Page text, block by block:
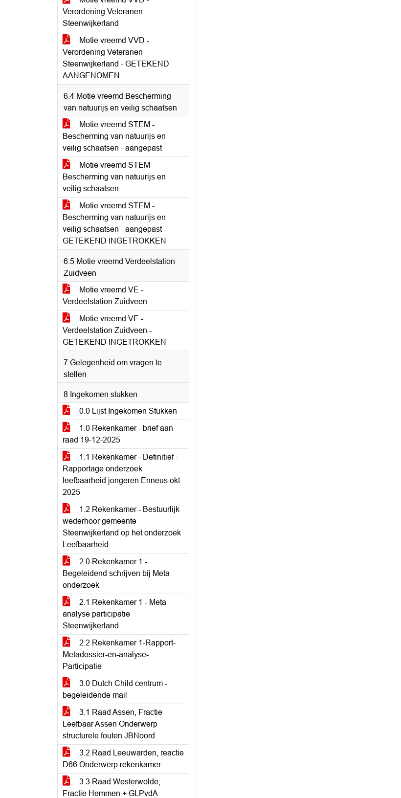
Verordening Veteranen
Steenwijkerland
Motie vreemd VVD -
Verordening Veteranen
Steenwijkerland - GETEKEND
AANGENOMEN
6.4 Motie vreemd Bescherming
van natuurijs en veilig schaatsen
Motie vreemd STEM -
Bescherming van natuurijs en
veilig schaatsen - aangepast
Motie vreemd STEM -
Bescherming van natuurijs en
veilig schaatsen
Motie vreemd STEM -
Bescherming van natuurijs en
veilig schaatsen - aangepast -
GETEKEND INGETROKKEN
6.5 Motie vreemd Verdeelstation
Zuidveen
Motie vreemd VE -
Verdeelstation Zuidveen
Motie vreemd VE -
Verdeelstation Zuidveen -
GETEKEND INGETROKKEN
7 Gelegenheid om vragen te
stellen
8 Ingekomen stukken
0.0 Lijst Ingekomen Stukken
1.0 Rekenkamer - brief aan
raad 19-12-2025
1.1 Rekenkamer - Definitief -
Rapportage onderzoek
leefbaarheid jongeren Enneus okt
2025
1.2 Rekenkamer - Bestuurlijk
wederhoor gemeente
Steenwijkerland op het onderzoek
Leefbaarheid
2.0 Rekenkamer 1 -
Begeleidend schrijven bij Meta
onderzoek
2.1 Rekenkamer 1 - Meta
analyse participatie
Steenwijkerland
2.2 Rekenkamer 1-Rapport-
Metadossier-en-analyse-
Participatie
3.0 Dutch Child centrum -
begeleidende mail
3.1 Raad Assen, Fractie
Leefbaar Assen Onderwerp
structurele fouten JBNoord
3.2 Raad Leeuwarden, reactie
D66 Onderwerp rekenkamer
3.3 Raad Westerwolde,
Fractie Hemmen + GLPvdA